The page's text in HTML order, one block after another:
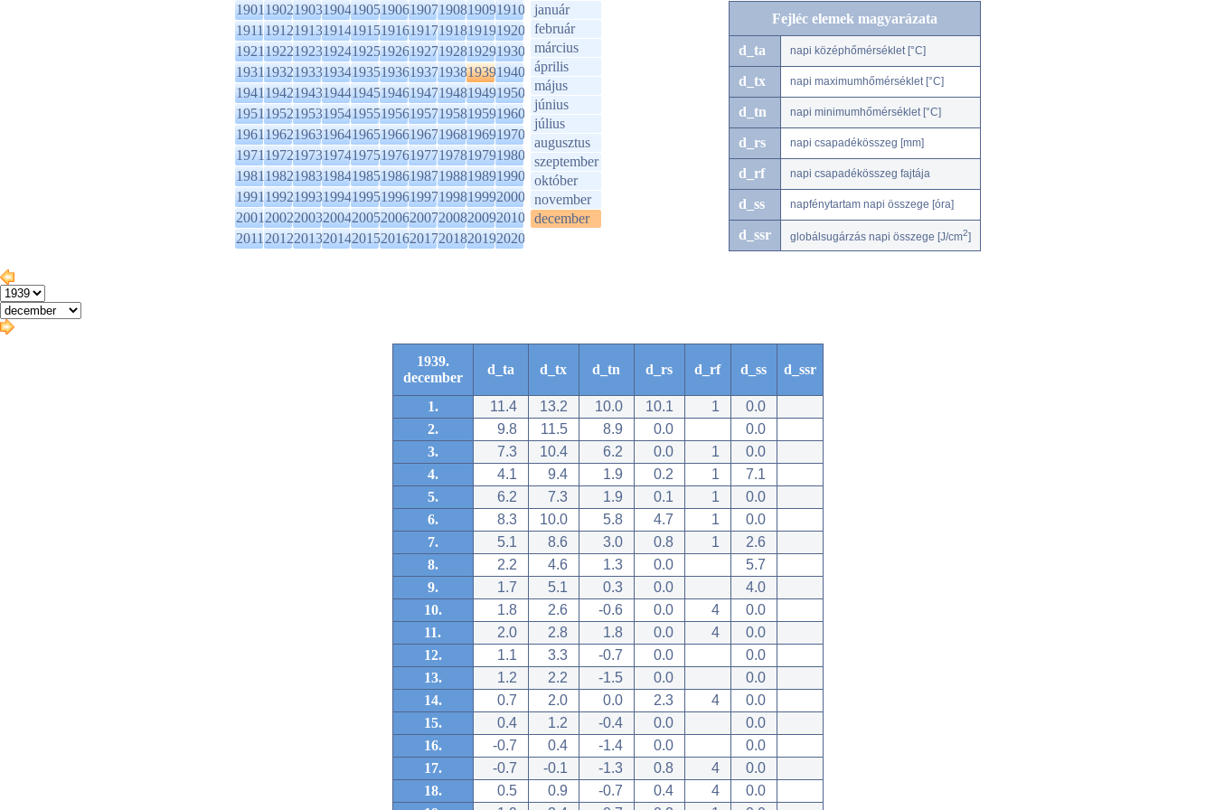
1901190219031904190519061907190819091910
1911191219131914191519161917191819191920
1921192219231924192519261927192819291930
1931193219331934193519361937193819391940
1941194219431944194519461947194819491950
1951195219531954195519561957195819591960
1961196219631964196519661967196819691970
1971197219731974197519761977197819791980
1981198219831984198519861987198819891990
1991199219931994199519961997199819992000
2001200220032004200520062007200820092010
2011201220132014201520162017201820192020
január
február
március
április
május
június
július
augusztus
szeptember
október
november
december
Fejléc elemek magyarázata
d_ta napi középhőmérséklet [°C]
d_tx napi maximumhőmérséklet [°C]
d_tn napi minimumhőmérséklet [°C]
d_rs napi csapadékösszeg [mm]
d_rf napi csapadékösszeg fajtája
d_ss napfénytartam napi összege [óra]
d_ssr globálsugárzás napi összege [J/cm2]
1939.
december
d_ta d_tx d_tn d_rs d_rf d_ss d_ssr
1. 11.4 13.2 10.0 10.1 1
0.0
2.
9.8 11.5 8.9 0.0
0.0
3.
7.3 10.4 6.2 0.0 1
0.0
4.
4.1 9.4 1.9 0.2 1
7.1
5.
6.2 7.3 1.9 0.1 1
0.0
6.
8.3 10.0 5.8 4.7 1
0.0
7.
5.1 8.6 3.0 0.8 1
2.6
8.
2.2 4.6 1.3 0.0
5.7
9.
1.7 5.1 0.3 0.0
4.0
10.
1.8 2.6 -0.6 0.0 4
0.0
11.
2.0 2.8 1.8 0.0 4
0.0
12.
1.1 3.3 -0.7 0.0
0.0
13.
1.2 2.2 -1.5 0.0
0.0
14.
0.7 2.0 0.0 2.3 4
0.0
15.
0.4 1.2 -0.4 0.0
0.0
16.
-0.7 0.4 -1.4 0.0
0.0
17.
-0.7 -0.1 -1.3 0.8 4
0.0
18.
0.5 0.9 -0.7 0.4 4
0.0